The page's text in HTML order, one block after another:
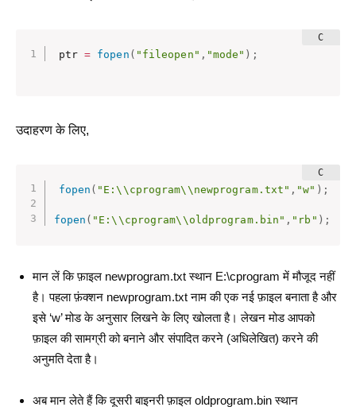
ptr = fopen ( "fileopen" , "mode" ) ;
उदाहरण के लिए,
fopen ( "E:\\cprogram\\newprogram.txt" , "w" ) ;
fopen ( "E:\\cprogram\\oldprogram.bin" , "rb" ) ;
मान लें कि फ़ाइल newprogram.txt स्थान E:\cprogram में मौजूद नहीं
है। पहला फ़ंक्शन newprogram.txt नाम की एक नई फ़ाइल बनाता है और
इसे ‘w’ मोड के अनुसार लिखने के लिए खोलता है। लेखन मोड आपको
फ़ाइल की सामग्री को बनाने और संपादित करने (अधिलेखित) करने की
अनुमति देता है।
अब मान लेते हैं कि दूसरी बाइनरी फ़ाइल oldprogram.bin स्थान